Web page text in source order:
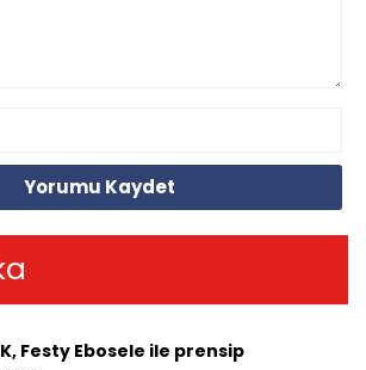
Yorumu Kaydet
Festy Ebosele ile prensip